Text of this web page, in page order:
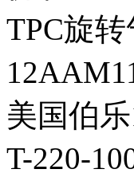
TPC旋
美国伯
T-220-